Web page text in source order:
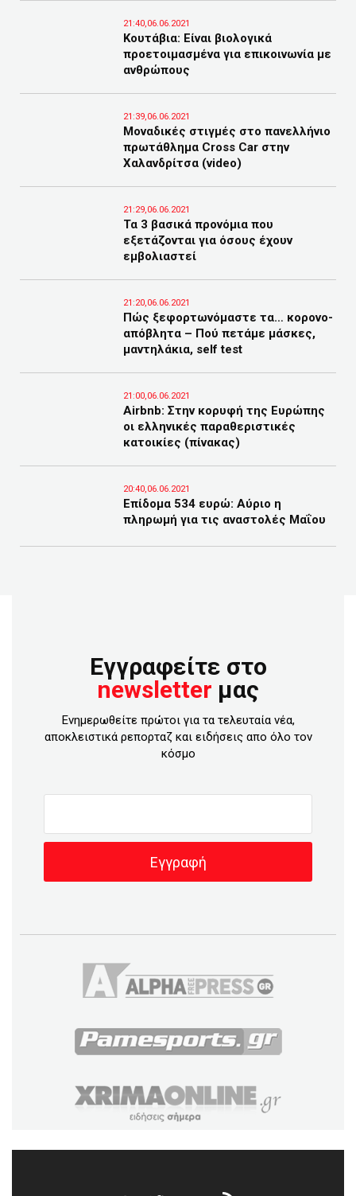
21:40,06.06.2021
Κουτάβια: Είναι βιολογικά
προετοιμασμένα για επικοινωνία με
ανθρώπους
21:39,06.06.2021
Μοναδικές στιγμές στο πανελλήνιο
πρωτάθλημα Cross Car στην
Χαλανδρίτσα (video)
21:29,06.06.2021
Τα 3 βασικά προνόμια που
εξετάζονται για όσους έχουν
εμβολιαστεί
21:20,06.06.2021
Πώς ξεφορτωνόμαστε τα… κορονο-
απόβλητα – Πού πετάμε μάσκες,
μαντηλάκια, self test
21:00,06.06.2021
Airbnb: Στην κορυφή της Ευρώπης
οι ελληνικές παραθεριστικές
κατοικίες (πίνακας)
20:40,06.06.2021
Επίδομα 534 ευρώ: Αύριο η
πληρωμή για τις αναστολές Μαΐου
Εγγραφείτε στο
newsletter μας
Ενημερωθείτε πρώτοι για τα τελευταία νέα,
αποκλειστικά ρεπορταζ και ειδήσεις απο όλο τον
κόσμο